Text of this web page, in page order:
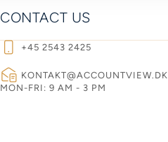
CONTACT US
+45 2543 2425
KONTAKT@ACCOUNTVIEW.DK
MON-FRI: 9 AM - 3 PM